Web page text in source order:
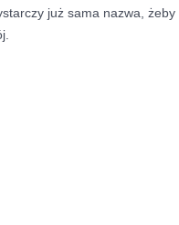
już sama nazwa,